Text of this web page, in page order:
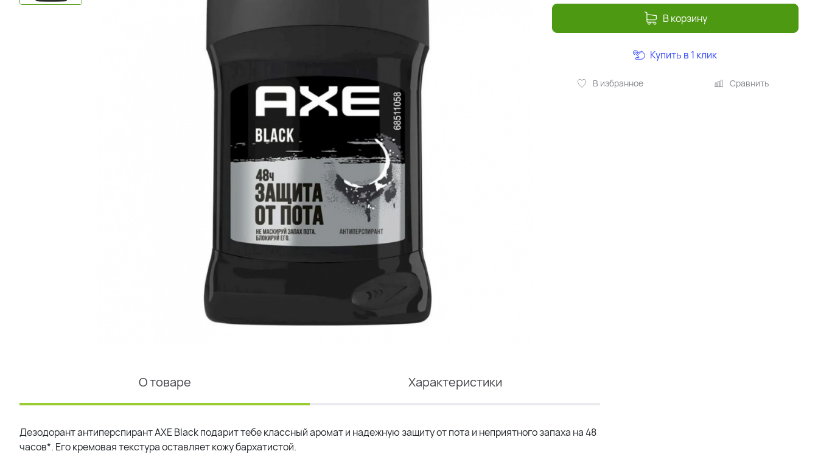
В корзину
В избранное Сравнить
Купить в 1 клик
О товаре Характеристики
Дезодорант антиперспирант AXE Black подарит тебе классный аромат и надежную защиту от пота и неприятного запаха на 48
часов*. Его кремовая текстура оставляет кожу бархатистой.